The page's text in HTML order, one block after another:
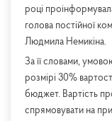
році
голова постійної
Людмила Немикіна.
За її словами,
розмірі 30%
бюджет. Вартість
спрямовувати на